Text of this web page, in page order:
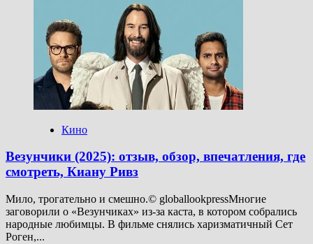
«Везунчики»
с Киану
Ривзом
выйдет
в онлайне
7 ноября
— СМИ
Кино
Везунчики (2025): отзыв, обзор, впечатления, где
смотреть, Киану Ривз
Мило, трогательно и смешно.© globallookpressМногие
заговорили о «Везунчиках» из-за каста, в котором собрались
народные любимцы. В фильме снялись харизматичный Сет
Роген,...